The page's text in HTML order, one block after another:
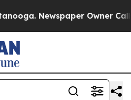
Newspaper Owner Calls